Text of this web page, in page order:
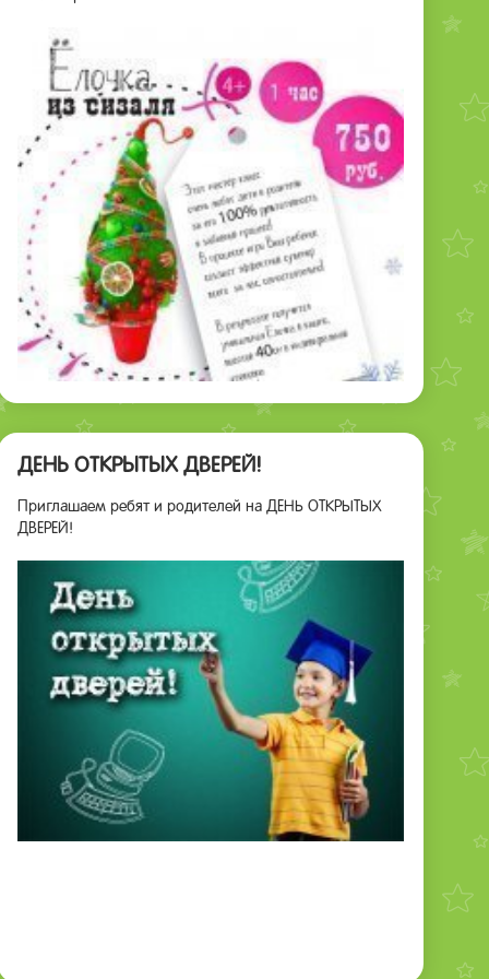
ДЕНЬ ОТКРЫТЫХ ДВЕРЕЙ!
Приглашаем ребят и родителей на ДЕНЬ ОТКРЫТЫХ
ДВЕРЕЙ!